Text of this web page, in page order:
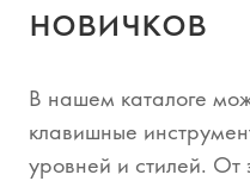
новичков
В нашем каталоге
клавишные
уровней и стилей. От